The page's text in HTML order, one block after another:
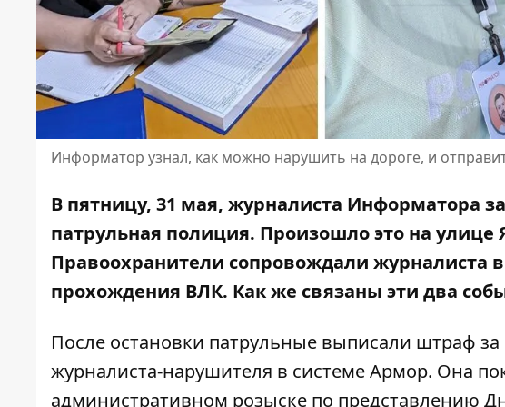
Информатор узнал, как можно нарушить на дороге, и
В пятницу, 31 мая, журналиста Информатора
патрульная полиция. Произошло это на улице
Правоохранители сопровождали журналиста
прохождения ВЛК. Как же связаны эти два
После остановки патрульные выписали штраф
журналиста-нарушителя в системе Армор. Она
административном розыске по представлению